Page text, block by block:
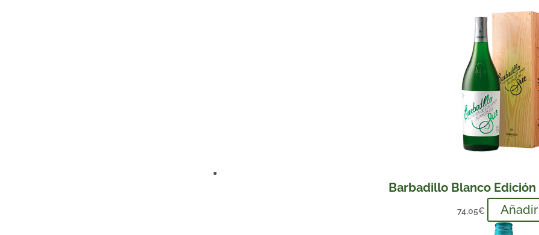
Barbadillo Blanco Edición
74,05€ Añadir